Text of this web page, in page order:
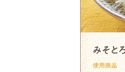
みそと
使用商品